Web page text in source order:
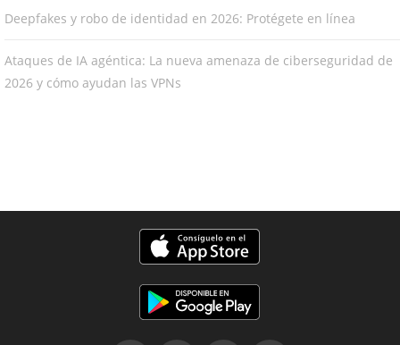
Deepfakes y robo de identidad en 2026: Protégete en línea
Ataques de IA agéntica: La nueva amenaza de ciberseguridad de
2026 y cómo ayudan las VPNs